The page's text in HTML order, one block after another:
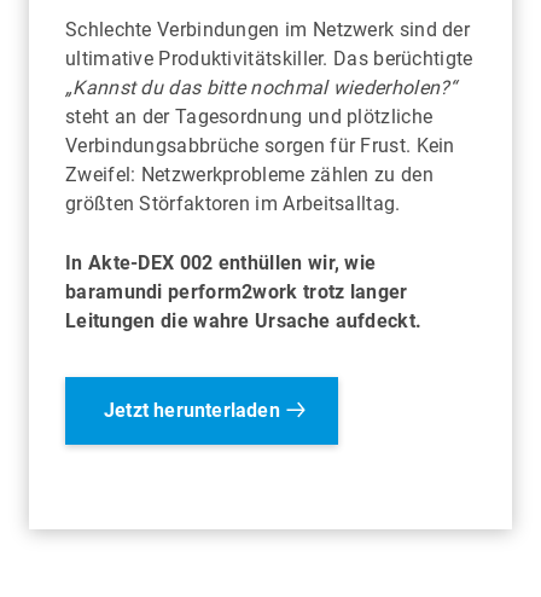
Schlechte Verbindungen im Netzwerk sind der
ultimative Produktivitätskiller. Das berüchtigte
„Kannst du das bitte nochmal wiederholen?“
steht an der Tagesordnung und plötzliche
Verbindungsabbrüche sorgen für Frust. Kein
Zweifel: Netzwerkprobleme zählen zu den
größten Störfaktoren im Arbeitsalltag.
In Akte-DEX 002 enthüllen wir, wie
baramundi perform2work trotz langer
Leitungen die wahre Ursache aufdeckt.
Jetzt herunterladen